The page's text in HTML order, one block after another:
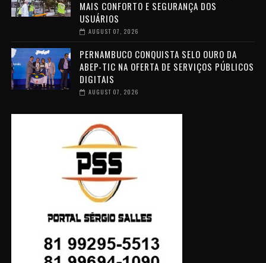
MAIS CONFORTO E SEGURANÇA DOS
USUÁRIOS
AUGUST 07, 2026
PERNAMBUCO CONQUISTA SELO OURO DA
ABEP-TIC NA OFERTA DE SERVIÇOS PÚBLICOS
DIGITAIS
AUGUST 07, 2026